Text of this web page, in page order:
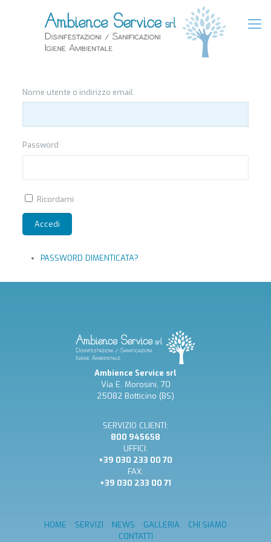
Nome utente o indirizzo email
Password
Ricordami
Accedi
PASSWORD DIMENTICATA?
Ambience Service srl
Via E. Morosini, 70
25082 Botticino (BS)
SERVIZIO CLIENTI:
800 945658
UFFICI:
+39 030 233 00 70
FAX:
+39 030 233 00 71
HOME SERVIZI NEWS GALLERIA
CHI SIAMO
CONTATTI